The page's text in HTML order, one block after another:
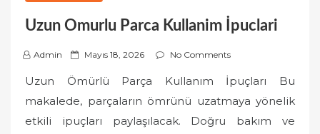
Uzun Omurlu Parca Kullanim İpuclari
Admin
P
s
t
e
Mayıs 18, 2026 No Comments
Uzun Ömürlü Parça Kullanım İpuçları Bu
makalede, parçaların ömrünü uzatmaya yönelik
etkili ipuçları paylaşılacak. Doğru bakım ve